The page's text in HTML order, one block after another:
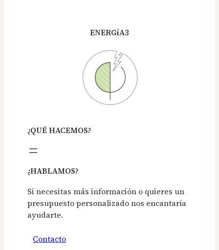
ENERGíA3
¿QUÉ HACEMOS?
¿HABLAMOS?
Si necesitas más información o quieres un
presupuesto personalizado nos encantaría
ayudarte.
Contacto